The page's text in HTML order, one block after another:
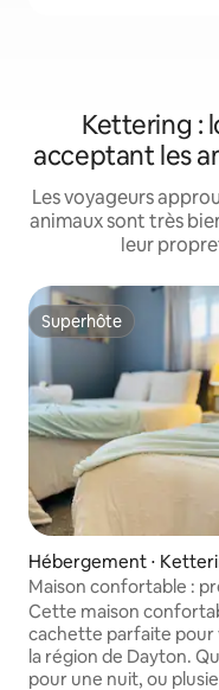
Kettering :
acceptant les
Les voyageurs
animaux sont très
leur
Superhôte
Superhôte
Hébergement ⋅
Maison confortable :
WSU/UD/WPAFB/
Cette maison
cachette parfaite pour
la région de Dayton.
pour une nuit, ou